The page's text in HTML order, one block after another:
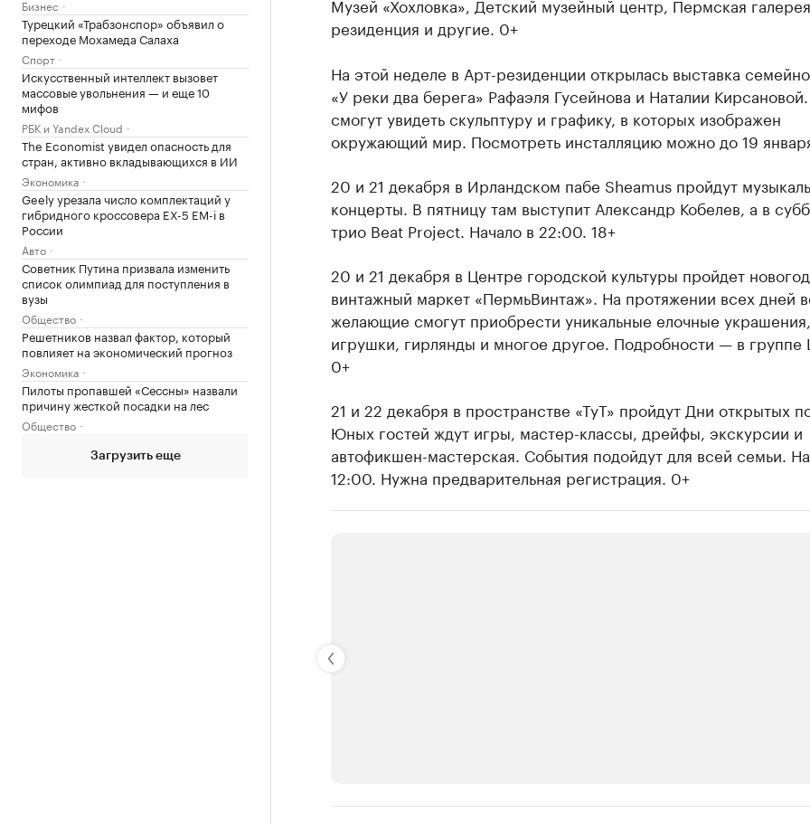
Бизнес
Турецкий «Трабзонспор» объявил о
переходе Мохамеда Салаха
Спорт
Искусственный интеллект вызовет
массовые увольнения — и еще 10
мифов
РБК и Yandex Cloud
The Economist увидел опасность для
стран, активно вкладывающихся в ИИ
Экономика
Geely урезала число комплектаций у
гибридного кроссовера EX-5 EM-i в
России
Авто
Советник Путина призвала изменить
список олимпиад для поступления в
вузы
Общество
Решетников назвал фактор, который
повлияет на экономический прогноз
Экономика
Пилоты пропавшей «Сессны» назвали
причину жесткой посадки на лес
Общество
Загрузить еще
резиденция и другие. 0+
На этой неделе в Арт-резиденции открылась выставка
«У реки два берега» Рафаэля Гусейнова и Наталии
смогут увидеть скульптуру и графику, в которых изображен
окружающий мир. Посмотреть инсталляцию можно до 19
20 и 21 декабря в Ирландском пабе Sheamus пройдут
концерты. В пятницу там выступит Александр Кобелев, а в
трио Beat Project. Начало в 22:00. 18+
20 и 21 декабря в Центре городской культуры пройдет
винтажный маркет «ПермьВинтаж». На протяжении всех дней
желающие смогут приобрести уникальные елочные украшения,
игрушки, гирлянды и многое другое. Подробности — в группе
0+
21 и 22 декабря в пространстве «ТуТ» пройдут Дни открытых
Юных гостей ждут игры, мастер-классы, дрейфы, экскурсии и
автофикшен-мастерская. События подойдут для всей семьи.
12:00. Нужна предварительная регистрация. 0+